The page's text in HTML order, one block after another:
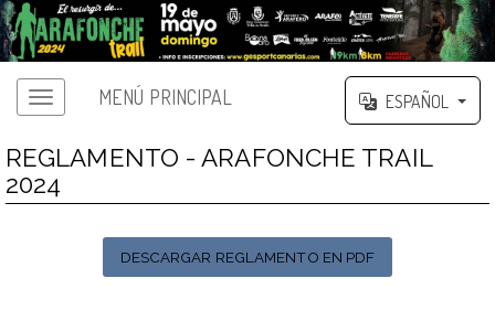
MENÚ PRINCIPAL ESPAÑOL
REGLAMENTO - ARAFONCHE TRAIL
2024
DESCARGAR REGLAMENTO EN PDF